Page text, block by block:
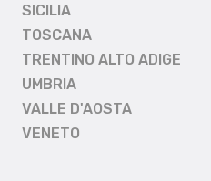
SICILIA
TOSCANA
TRENTINO ALTO ADIGE
UMBRIA
VALLE D'AOSTA
VENETO